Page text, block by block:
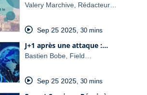
Valery Marchive, Rédacteur…
Sep 25 2025, 30 mins
J+1 après une attaque :…
Bastien Bobe, Field…
Sep 25 2025, 30 mins